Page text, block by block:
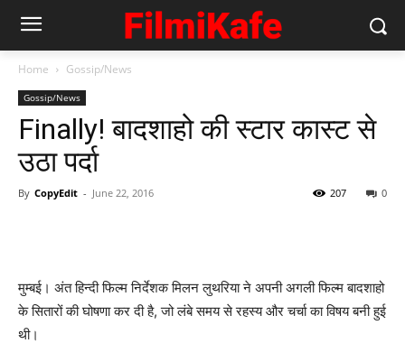
Home Gossip/News
Gossip/News
Finally! बादशाहो की स्‍टार कास्‍ट से
उठा पर्दा
By CopyEdit - June 22, 2016 0
207
मुम्‍बई। अंत हिन्‍दी फिल्‍म निर्देशक मिलन लुथरिया ने अपनी अगली फिल्‍म बादशाहो
के सितारों की घोषणा कर दी है, जो लंबे समय से रहस्‍य और चर्चा का विषय बनी हुई
थी।